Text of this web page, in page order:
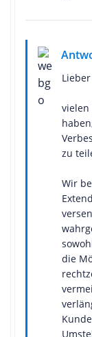
vielen
zu
Wir
die